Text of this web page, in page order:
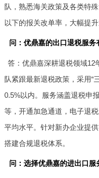
队，熟悉海关政策及各类特
以下的报关改单率，大幅提升
问：优鼎嘉的出口退税服务
答：优鼎嘉深耕退税领域12
队紧跟最新退税政策，采用“
0.5%以内。服务涵盖退税申
等，开通加急通道，电子退
平均水平。针对新办企业提
搭建合规退税体系。
问：选择优鼎嘉的进出口